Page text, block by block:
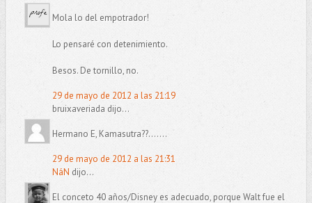
Mola lo del empotrador!
Lo pensaré con detenimiento.
Besos. De tornillo, no.
29 de mayo de 2012 a las 21:19
bruixaveriada dijo...
Hermano E, Kamasutra??.......
29 de mayo de 2012 a las 21:31
NáN dijo...
El conceto 40 años/Disney es adecuado, porque Walt fue el